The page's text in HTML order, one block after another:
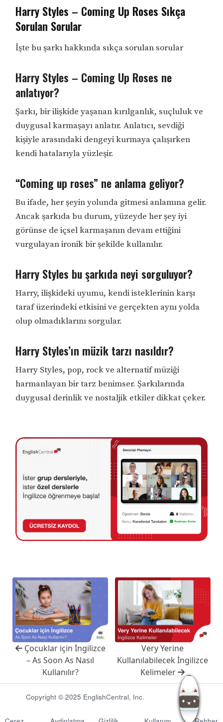
Harry Styles – Coming Up Roses Sıkça
Sorulan Sorular
İşte bu şarkı hakkında sıkça sorulan sorular
Harry Styles – Coming Up Roses ne
anlatıyor?
Şarkı, bir ilişkide yaşanan kırılganlık, suçluluk ve
duygusal karmaşayı anlatır. Anlatıcı, sevdiği
kişiyle arasındaki dengeyi kurmaya çalışırken
kendi hatalarıyla yüzleşir.
“Coming up roses” ne anlama geliyor?
Bu ifade, her şeyin yolunda gitmesi anlamına gelir.
Ancak şarkıda bu durum, yüzeyde her şey iyi
görünse de içsel karmaşanın devam ettiğini
vurgulayan ironik bir şekilde kullanılır.
Harry Styles bu şarkıda neyi sorguluyor?
Harry, ilişkideki uyumu, kendi isteklerinin karşı
taraf üzerindeki etkisini ve gerçekten aynı yolda
olup olmadıklarını sorgular.
Harry Styles’ın müzik tarzı nasıldır?
Harry Styles, pop, rock ve alternatif müziği
harmanlayan bir tarz benimser. Şarkılarında
duygusal derinlik ve nostaljik etkiler dikkat çeker.
Çocuklar için İngilizce
– As Soon As Nasıl
Kullanılır?
Very Yerine
Kullanılabilecek İngilizce
Kelimeler
Copyright © 2025 EnglishCentral, Inc.